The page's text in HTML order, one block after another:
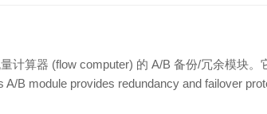
计算器 (flow computer) 的 A/B 备份/冗余模块
B module provides redundancy and failover